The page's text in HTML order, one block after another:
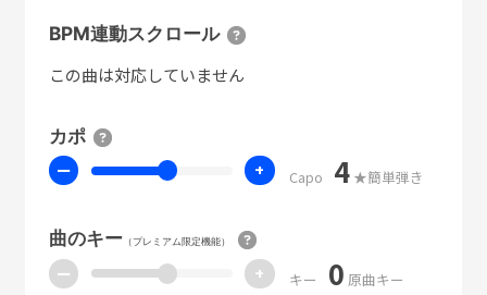
BPM連動スクロール
この曲は対応していません
カポ
ー + Capo 4 ★簡単弾き
曲のキー（プレミアム限定機能）
ー + キー 0 原曲キー